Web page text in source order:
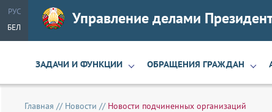
РУС
БЕЛ
Управление делами
ЗАДАЧИ И ФУНКЦИИ ОБРАЩЕНИЯ ГРАЖДАН
Главная // Новости // Новости подчиненных организаций